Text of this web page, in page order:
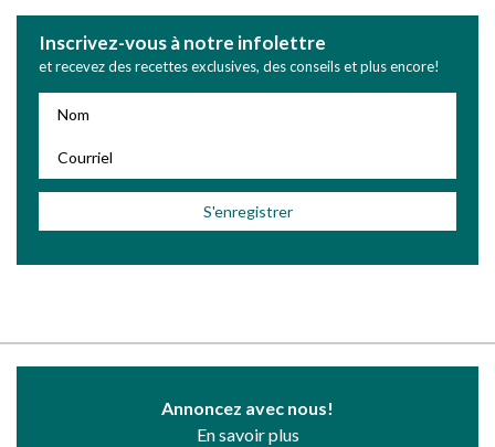
Inscrivez-vous à notre infolettre
et recevez des recettes exclusives, des conseils et plus encore!
Annoncez avec nous!
En savoir plus